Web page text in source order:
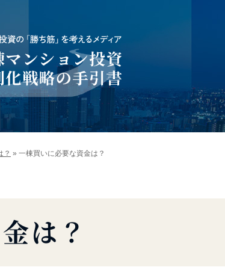
？ » 一棟買いに必要な資金は？
は？